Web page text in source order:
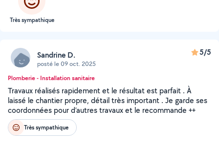
Très sympathique
Sandrine D.
posté le 09 oct. 2025
5/5
Plomberie - Installation sanitaire
Travaux réalisés rapidement et le résultat est parfait . À
laissé le chantier propre, détail très important . Je garde ses
coordonnées pour d’autres travaux et le recommande ++
Très sympathique